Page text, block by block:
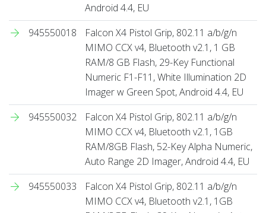
Android 4.4, EU
945550018
Falcon X4 Pistol Grip, 802.11 a/b/g/n
MIMO CCX v4, Bluetooth v2.1, 1 GB
RAM/8 GB Flash, 29-Key Functional
Numeric F1-F11, White Illumination 2D
Imager w Green Spot, Android 4.4, EU
945550032
Falcon X4 Pistol Grip, 802.11 a/b/g/n
MIMO CCX v4, Bluetooth v2.1, 1GB
RAM/8GB Flash, 52-Key Alpha Numeric,
Auto Range 2D Imager, Android 4.4, EU
945550033
Falcon X4 Pistol Grip, 802.11 a/b/g/n
MIMO CCX v4, Bluetooth v2.1, 1GB